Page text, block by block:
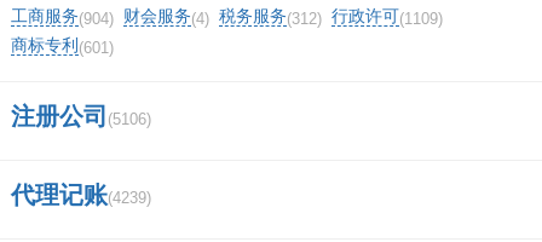
证券从业人员查询网站？
中信证券手机版成交量均线怎么设置？
工商服务(904) 财会服务(4) 税务服务(312) 行政许可(1109)
商标专利 (601)
注册公司 (5106)
代理记账(4239)